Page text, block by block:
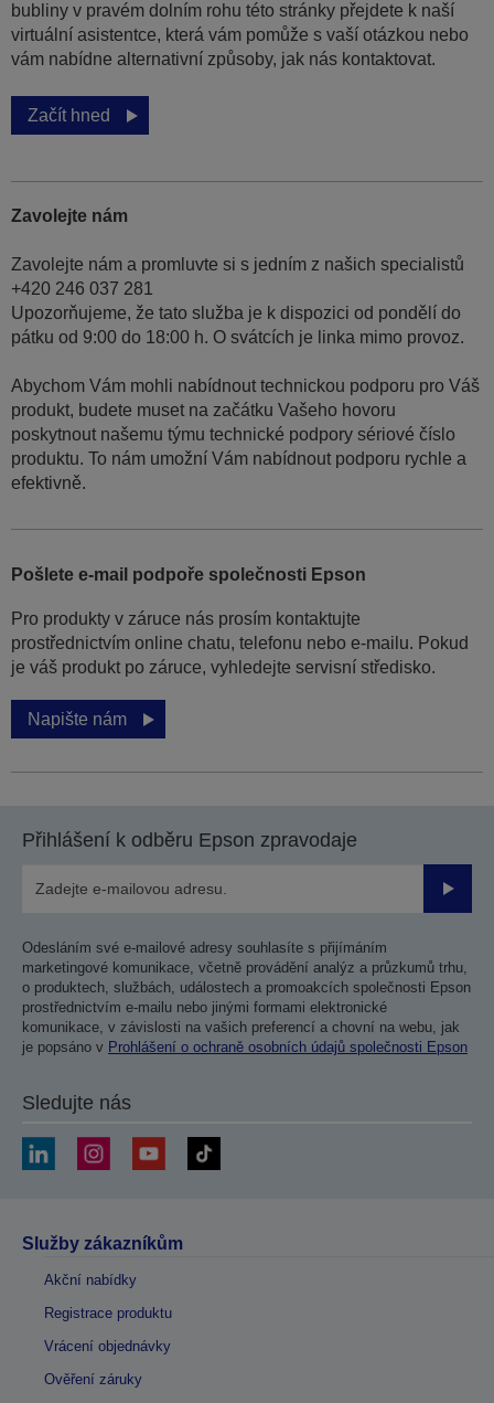
bubliny v pravém dolním rohu této stránky přejdete k naší
virtuální asistentce, která vám pomůže s vaší otázkou nebo
vám nabídne alternativní způsoby, jak nás kontaktovat.
Začít hned
Zavolejte nám
Zavolejte nám a promluvte si s jedním z našich specialistů
+420 246 037 281
Upozorňujeme, že tato služba je k dispozici od pondělí do
pátku od 9:00 do 18:00 h. O svátcích je linka mimo provoz.
Abychom Vám mohli nabídnout technickou podporu pro Váš
produkt, budete muset na začátku Vašeho hovoru
poskytnout našemu týmu technické podpory sériové číslo
produktu. To nám umožní Vám nabídnout podporu rychle a
efektivně.
Pošlete e-mail podpoře společnosti Epson
Pro produkty v záruce nás prosím kontaktujte
prostřednictvím online chatu, telefonu nebo e-mailu. Pokud
je váš produkt po záruce, vyhledejte servisní středisko.
Napište nám
Přihlášení k odběru Epson zpravodaje
Odesláním své e-mailové adresy souhlasíte s přijímáním
marketingové komunikace, včetně provádění analýz a průzkumů trhu,
o produktech, službách, událostech a promoakcích společnosti Epson
prostřednictvím e-mailu nebo jinými formami elektronické
komunikace, v závislosti na vašich preferencí a chovní na webu, jak
je popsáno v Prohlášení o ochraně osobních údajů společnosti Epson
Sledujte nás
Služby zákazníkům
Akční nabídky
Registrace produktu
Vrácení objednávky
Ověření záruky